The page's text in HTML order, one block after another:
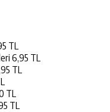
TL
6,95 TL
TL
TL
TL